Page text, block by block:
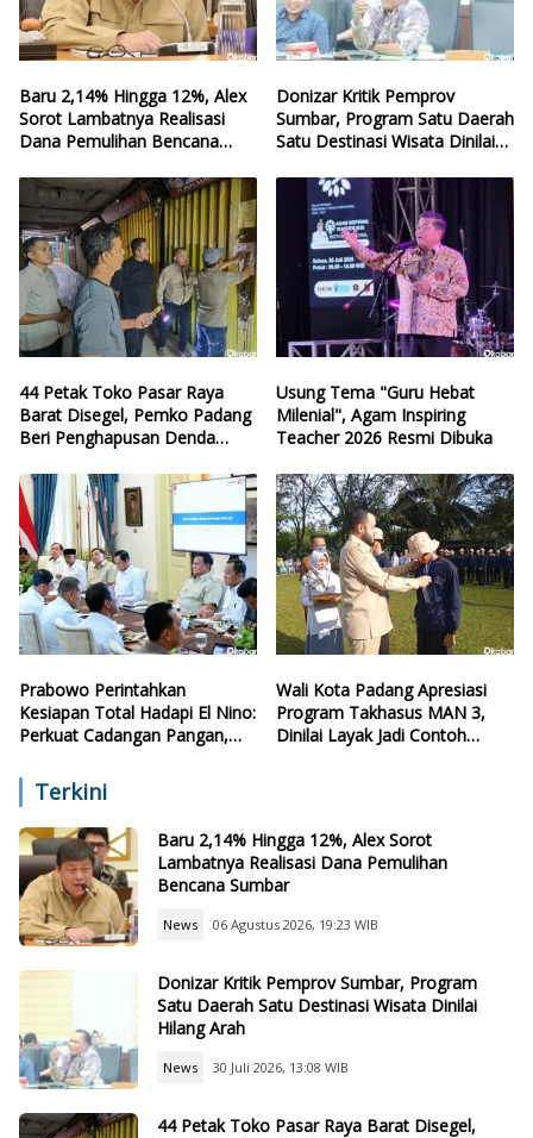
Baru 2,14% Hingga 12%, Alex
Sorot Lambatnya Realisasi
Dana Pemulihan Bencana
Donizar Kritik Pemprov
Sumbar, Program Satu Daerah
Satu Destinasi Wisata Dinilai
44 Petak Toko Pasar Raya
Barat Disegel, Pemko Padang
Beri Penghapusan Denda
Usung Tema "Guru Hebat
Milenial", Agam Inspiring
Teacher 2026 Resmi Dibuka
Prabowo Perintahkan
Kesiapan Total Hadapi El Nino:
Perkuat Cadangan Pangan,
Wali Kota Padang Apresiasi
Program Takhasus MAN 3,
Dinilai Layak Jadi Contoh
Terkini
Baru 2,14% Hingga 12%, Alex Sorot
Lambatnya Realisasi Dana Pemulihan
Bencana Sumbar
News 06 Agustus 2026, 19:23 WIB
Donizar Kritik Pemprov Sumbar, Program
Satu Daerah Satu Destinasi Wisata Dinilai
Hilang Arah
News 30 Juli 2026, 13:08 WIB
44 Petak Toko Pasar Raya Barat Disegel,